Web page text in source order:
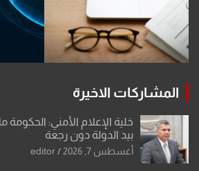
المشاركات الاخيرة
خلية الإعلام الأمني:
بيد الدولة دون رجعة
أغسطس 7, 2026 editor